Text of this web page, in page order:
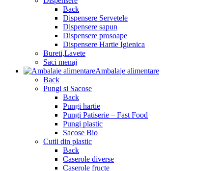
Back
Dispensere Servetele
Dispensere sapun
Dispensere prosoape
Dispensere Hartie Igienica
Bureti,Lavete
Saci menaj
Ambalaje alimentare
Back
Pungi si Sacose
Back
Pungi hartie
Pungi Patiserie – Fast Food
Pungi plastic
Sacose Bio
Cutii din plastic
Back
Caserole diverse
Caserole fructe